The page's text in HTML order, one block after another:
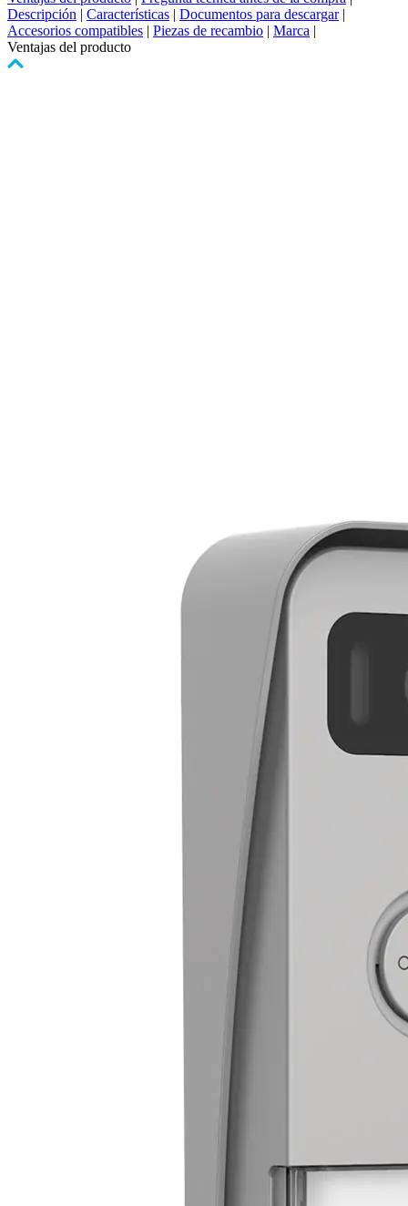
Descripción | Características | Documentos para descargar |
Accesorios compatibles | Piezas de recambio | Marca |
Ventajas del producto